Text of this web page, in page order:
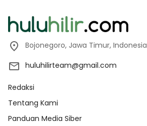
Bojonegoro, Jawa Timur, Indonesia
huluhilirteam@gmail.com
Redaksi
Tentang Kami
Panduan Media Siber